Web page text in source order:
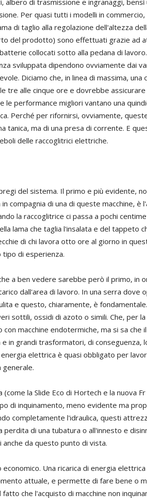
albero di trasmissione e ingranaggi,
Per quasi tutti i modelli in
di taglio alla regolazione dell'altezza
del prodotto) sono effettuati grazie ad
collocati sotto alla pedana di
sviluppata dipendono ovviamente dai
Diciamo che, in linea di massima, una
tre alle cinque ore e dovrebbe
le performance migliori vantano una
Perché per rifornirsi, ovviamente,
tanica, ma di una presa di corrente. E
delle raccoglitrici elettriche.
del sistema. Il primo e più evidente,
compagnia di una di queste macchine, è
la raccoglitrice ci passa a pochi
lama che taglia l'insalata e del tappeto
di chi lavora otto ore al giorno in
di esperienza.
a ben vedere sarebbe però il primo, in
dall'area di lavoro. In una serra dove
e questo, chiaramente, è
sottili, ossidi di azoto o simili. Che, per
macchine endotermiche, ma si sa che
in grandi trasformatori, di conseguenza,
elettrica è quasi obbligato per
generale.
la Slide Eco di Hortech e la nuova
di inquinamento, meno evidente ma
completamente l'idraulica, questi
perdita di una tubatura o all'innesto e
da questo punto di vista.
Una ricarica di energia
attuale, e permette di fare bene o
che l'acquisto di macchine non